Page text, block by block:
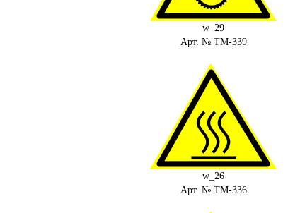
w_29
Арт. № ТМ-339
w_26
Арт. № ТМ-336